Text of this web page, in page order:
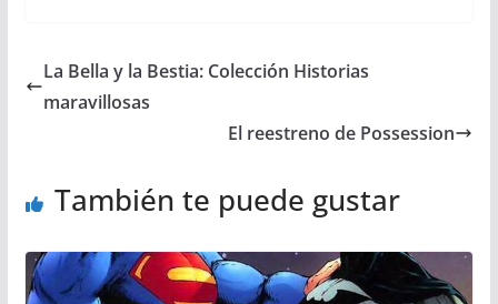
La Bella y la Bestia: Colección Historias
maravillosas
El reestreno de Possession
También te puede gustar